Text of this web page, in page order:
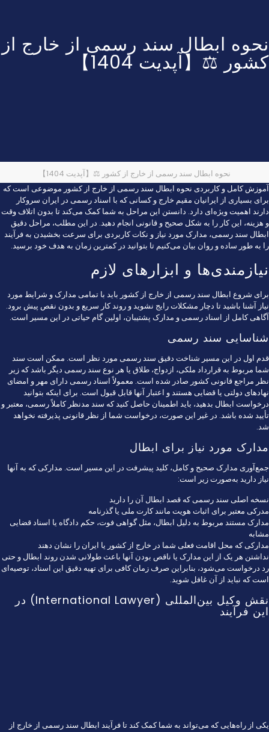
نحوه ابطال سند رسمی از خارج از
کشور ⚖️【آپدیت 1404】
نحوه ابطال سند رسمی از خارج از کشور ⚖️【آپدیت 1404】
آموزش کامل و کاربردی نحوه ابطال سند رسمی از خارج از کشور موضوعی است که
برای بسیاری از ایرانیان مقیم خارج و کسانی که با اسناد رسمی در ایران سروکار
دارند اهمیت ویژه‌ای دارد. دانستن این مراحل به شما کمک می‌کند تا بدون اتلاف وقت
و هزینه، این کار را به شکل صحیح و قانونی انجام دهید. در این مطلب، مراحل دقیق
ابطال سند رسمی، مدارک مورد نیاز و نکات کاربردی برای سرعت بخشیدن به فرآیند
را به طور ساده و روان بیان می‌کنیم تا بتوانید در کمترین زمان به هدف خود برسید.
نیازمندی‌ها و ابزارهای لازم
برای شروع ابطال سند رسمی از خارج از کشور باید با تمامی مدارک و شرایط مورد
نیاز آشنا باشید تا دچار مشکلات رایج نشوید و روند کار سریع و بدون نقص پیش برود.
آگاهی کامل از اسناد رسمی و مدارک پشتیبان، اولین گام حیاتی در این مسیر است.
شناسایی سند رسمی
قدم اول در این مسیر شناخت دقیق سند رسمی مورد نظر است. ممکن است سند
شما مربوط به قرارداد ملکی، ازدواج، طلاق یا هر نوع سند رسمی دیگر باشد که زیر
نظر مراجع قانونی کشور صادر شده است. معمولاً اسناد رسمی دارای مهر و امضای
نهادهای دولتی یا قضایی هستند و اعتبار آنها قابل قبول است. برای اینکه بتوانید
درخواست ابطال بدهید، باید اطمینان حاصل کنید که سند مدنظر کاملاً رسمی، معتبر و
تأیید شده باشد. در غیر این صورت، درخواست شما از نظر قانونی پذیرفته نخواهد
شد.
مدارک مورد نیاز برای ابطال
جمع‌آوری مدارک صحیح و کامل، کلید پیشرفت در این مسیر است. مدارکی که به آنها
نیاز دارید به‌صورت زیر است:
نسخه اصلی سند رسمی که قصد ابطال آن را دارید
مدرکی معتبر برای اثبات هویت مانند کارت ملی یا گذرنامه
مدارک مستند مربوط به دلیل ابطال، مثل گواهی فوت، حکم دادگاه یا اسناد قضایی
مشابه
مدارکی که محل اقامت فعلی شما در خارج از کشور یا ایران را نشان دهند
نداشتن هر یک از این مدارک یا ناقص بودن آنها باعث طولانی شدن روند ابطال و حتی
رد درخواست می‌شود، بنابراین صرف زمان کافی برای تهیه دقیق این اسناد، توصیه‌ای
است که نباید از آن غافل شوید.
نقش وکیل بین‌المللی (International Lawyer) در
این فرآیند
یکی از راه‌هایی که می‌تواند به شما کمک کند تا فرآیند ابطال سند رسمی از خارج از